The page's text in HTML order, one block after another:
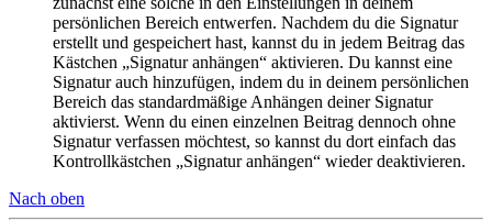
persönlichen Bereich entwerfen. Nachdem du die Signatur
erstellt und gespeichert hast, kannst du in jedem Beitrag das
Kästchen „Signatur anhängen“ aktivieren. Du kannst eine
Signatur auch hinzufügen, indem du in deinem persönlichen
Bereich das standardmäßige Anhängen deiner Signatur
aktivierst. Wenn du einen einzelnen Beitrag dennoch ohne
Signatur verfassen möchtest, so kannst du dort einfach das
Kontrollkästchen „Signatur anhängen“ wieder deaktivieren.
Nach oben